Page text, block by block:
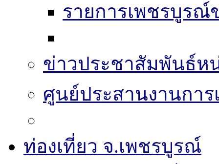
รายการเพชรบูรณ์
ข่าวประชาสัมพันธ์ห
ศูนย์ประสานงานการ
ท่องเที่ยว จ.เพชรบูรณ์